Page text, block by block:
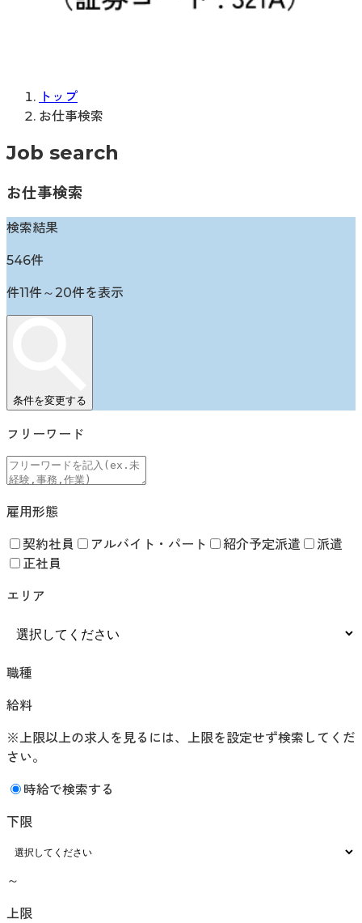
トップ
お仕事検索
Job search
お仕事検索
検索結果
546件
件11件～20件を表示
条件を変更する
フリーワード
雇用形態
契約社員 アルバイト・パート 紹介予定派遣
派遣
正社員
エリア
職種
給料
※上限以上の求人を見るには、上限を設定せず検索してくだ
さい。
時給で検索する
下限
～
上限